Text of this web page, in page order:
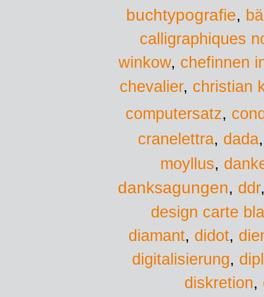
buchtypografie,
calligraphiques
winkow, chefinnen
chevalier, christian
computersatz,
cranelettra, dada
moyllus,
danksagungen, ddr
design carte
diamant, didot,
digitalisierung,
diskretion,